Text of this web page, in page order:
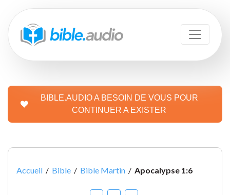
BIBLE.AUDIO A BESOIN DE VOUS POUR
CONTINUER A EXISTER
Accueil / Bible / Bible Martin / Apocalypse 1:6